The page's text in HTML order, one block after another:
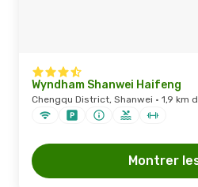
Wyndham Shanwei Haifeng
Chengqu District, Shanwei · 1,9 km
Montrer